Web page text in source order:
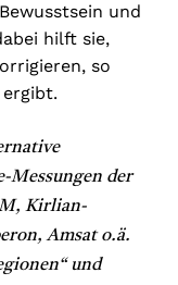
und
hilft sie,
so
Messungen der
Kirlian-
Amsat o.ä.
und